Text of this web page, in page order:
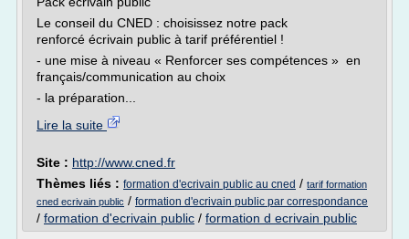
Le conseil du CNED : choisissez notre pack
renforcé écrivain public à tarif préférentiel !
- une mise à niveau « Renforcer ses compétences » en
français/communication au choix
- la préparation...
Lire la suite
Site : http://www.cned.fr
Thèmes liés : formation d'ecrivain public au cned / tarif formation
cned ecrivain public / formation d'ecrivain public par correspondance
/ formation d'ecrivain public / formation d ecrivain public